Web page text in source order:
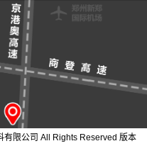
限公司 All Rights Reserved 版本